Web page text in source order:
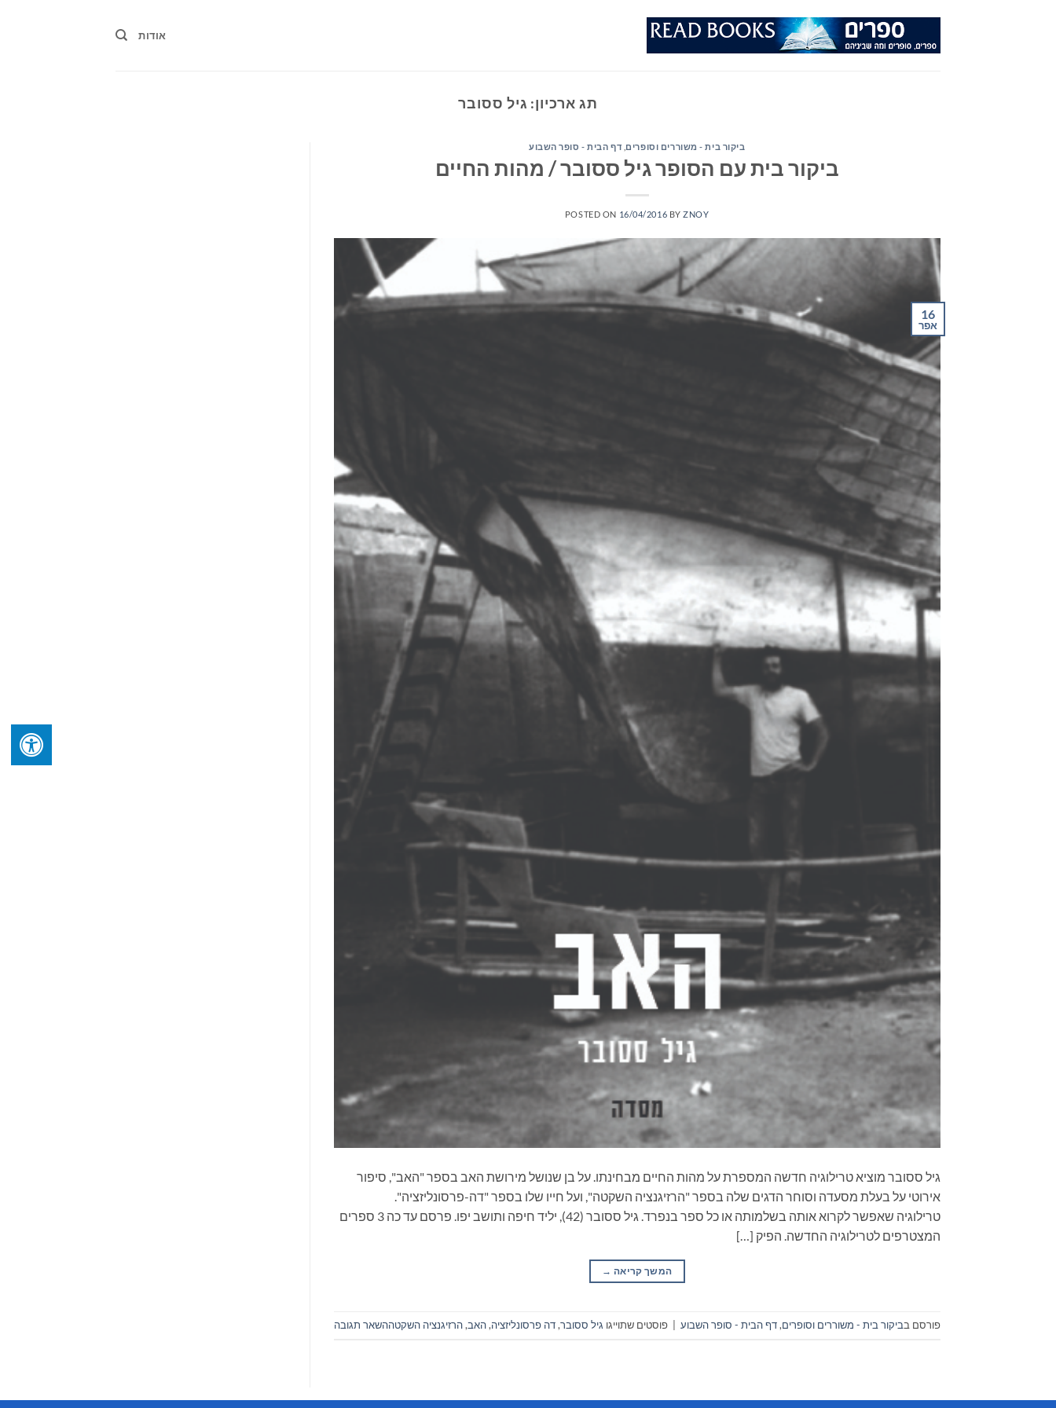
אודות
תג ארכיון: גיל ססובר
ביקור בית - משוררים וסופרים דף הבית - סופר השבוע
ביקור בית עם הסופר גיל ססובר / מהות החיים
POSTED ON 16/04/2016 BYZNOY
16
אפר
גיל ססובר מוציא טרילוגיה חדשה המספרת על מהות החיים מבחינתו. על בן שנושל מירושת האב בספר "האב", סיפור
אירוטי על בעלת מסעדה וסוחר הדגים שלה בספר "הרזיגנציה השקטה", ועל חייו שלו בספר "דה-פרסונליזציה".
טרילוגיה שאפשר לקרוא אותה בשלמותה או כל ספר בנפרד. גיל ססובר (42), יליד חיפה ותושב יפו. פרסם עד כה 3 ספרים
המצטרפים לטרילוגיה החדשה. הפיק […]
המשך קריאה →
פורסם בביקור בית - משוררים וסופרים,דף הבית - סופר השבוע פוסטים שתוייגו גיל ססובר,דה פרסונליזציה,האב,הרזיגנציה השקטההשאר תגובה